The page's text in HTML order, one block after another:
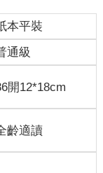
本平裝
通級
開12*18cm
齡適讀